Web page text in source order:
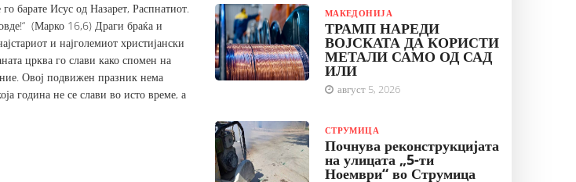
барате Исус од Назарет, Распнатиот.
(Марко 16,6) Драги браќа и
и најголемиот христијански
црква го слави како спомен на
Овој подвижен празник нема
година не се слави во исто време, а
МАКЕДОНИЈА
ТРАМП НАРЕДИ
ВОЈСКАТА ДА КОРИСТИ
МЕТАЛИ САМО ОД САД
ИЛИ
август 5, 2026
СТРУМИЦА
Почнува реконструкцијата
на улицата „5-ти
Ноември“ во Струмица